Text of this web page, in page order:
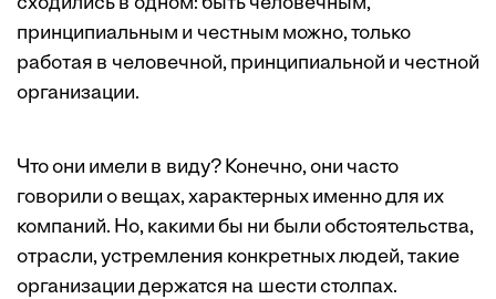
принципиальным и честным можно, только
работая в человечной, принципиальной и честной
организации.
Что они имели в виду? Конечно, они часто
говорили о вещах, характерных именно для их
компаний. Но, какими бы ни были обстоятельства,
отрасли, устремления конкретных людей, такие
организации держатся на шести столпах.